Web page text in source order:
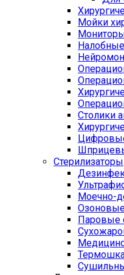
Мойки
Столики
Стерилизаторы
Моечно-
Паровые